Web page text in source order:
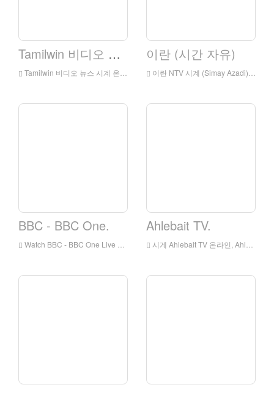
Tamilwin 비디오 뉴스
Tamilwin 비디오 뉴스 시계 온라인, Tamilwin 비디오 뉴스 HD 라이브 스트리밍, Tamilwin 비디오 뉴스 시계 라이브 TV
이란 (시간 자유)
이란 NTV 시계 (Simay Azadi) Live Online, Iranntv (Simay Azadi) HD 라이브 스트리밍, Iranntv (Simay Azadi) 영국에서 라이브 TV 시계
BBC - BBC One.
Watch BBC - BBC One Live Olline, BBC - BBC One HD 라이브 스트리밍, BBC - BBC 잉글랜드에서 한 시계 라이브 TV
Ahlebait TV.
시계 Ahlebait TV 온라인, Ahlebait TV HD 라이브 스트리밍, Ahlebait TV 시계 라이브 TV